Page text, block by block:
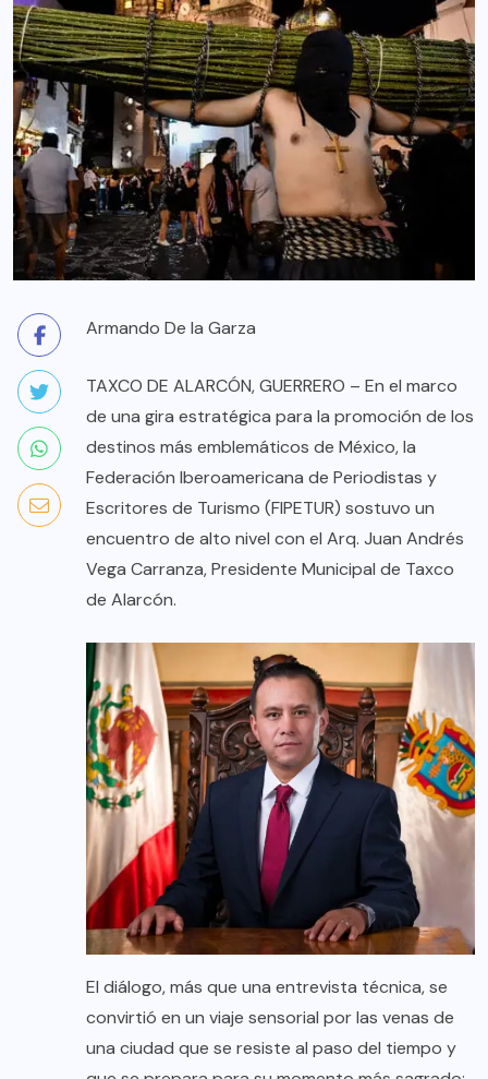
Armando De la Garza
TAXCO DE ALARCÓN, GUERRERO – En el marco
de una gira estratégica para la promoción de los
destinos más emblemáticos de México, la
Federación Iberoamericana de Periodistas y
Escritores de Turismo (FIPETUR) sostuvo un
encuentro de alto nivel con el Arq. Juan Andrés
Vega Carranza, Presidente Municipal de Taxco
de Alarcón.
El diálogo, más que una entrevista técnica, se
convirtió en un viaje sensorial por las venas de
una ciudad que se resiste al paso del tiempo y